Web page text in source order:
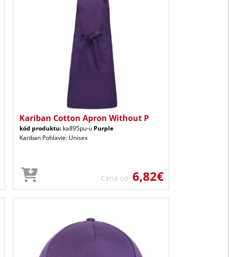
Kariban Cotton Apron Without P
kód produktu: ka895pu-u Purple
Kariban Pohlavie: Unisex
Cena od 6,82€